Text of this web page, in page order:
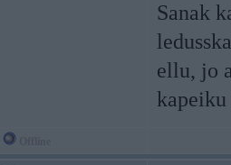
Sanak
ellu, jo